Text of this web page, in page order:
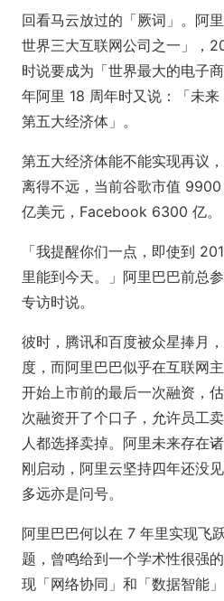
回看马云放过的「厥词」。阿
世界三大互联网公司之一」，
时说要成为「世界最大的电子
年阿里 18 周年时又说：「未
第五大经济体」。
第五大经济体能不能实现再议
离得不远，当前谷歌市值
亿美元，Facebook 6300 亿。
「我提醒你们一点，即使到
里能到今天。」阿里巴巴前总
专访时说。
彼时，腾讯和百度被众星捧月
度，而阿里巴巴似乎在互联网
开始上市前的最后一次融资，
次融资开了个口子，允许员工
人都选择卖掉。阿里未来存在
刚启动，阿里云坚持四年还没
多远亦是问号。
阿里巴巴何以在 7 年里实现飞
题，曾鸣给到一个学术性很强
现「网络协同」和「数据智能